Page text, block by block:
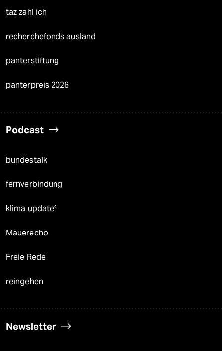
taz zahl ich
recherchefonds ausland
panterstiftung
panterpreis 2026
Podcast
bundestalk
fernverbindung
klima update°
Mauerecho
Freie Rede
reingehen
Newsletter